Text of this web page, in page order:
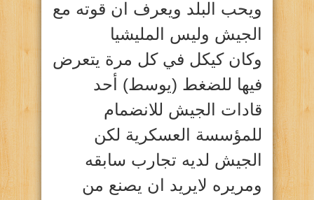
ويحب البلد ويعرف ان قوته مع
الجيش وليس المليشيا
وكان كيكل في كل مرة يتعرض
فيها للضغط (يوسط) أحد
قادات الجيش للانضمام
للمؤسسة العسكرية لكن
الجيش لديه تجارب سابقه
ومريره لايريد ان يصنع من